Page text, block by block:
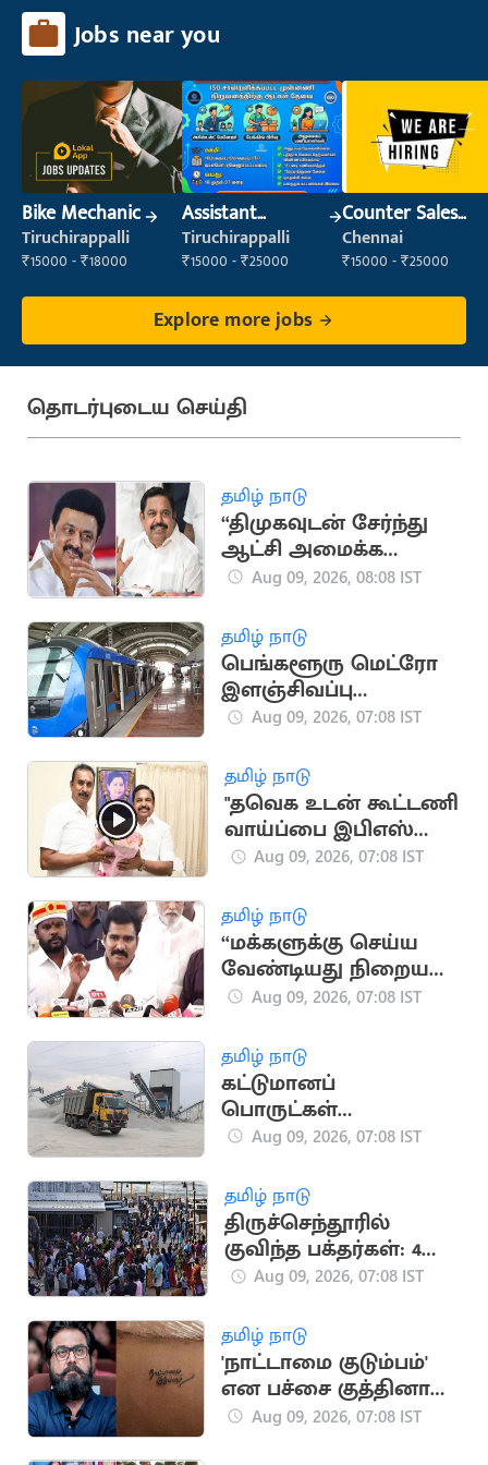
Jobs near you
Bike Mechanic
Tiruchirappalli
₹15000 - ₹18000
Assistant
Manager
Tiruchirappalli
₹15000 - ₹25000
Counter Sales
Executive (Retail
Sales)
Chennai
₹15000 - ₹25000
Explore more jobs
தொடர்புடைய செய்தி
தமிழ் நாடு
“திமுகவுடன் சேர்ந்து
ஆட்சி அமைக்க
இபிஎஸ் எடுத்த முடிவு
எஸ்.பி.வேலுமணி
Aug 09, 2026, 08:08 IST
தமிழ் நாடு
பெங்களூரு மெட்ரோ
இளஞ்சிவப்பு
வழித்தடத்தில் ஆக.12-
தொடக்கம்
Aug 09, 2026, 07:08 IST
தமிழ் நாடு
"தவெக உடன் கூட்டணி
வாய்ப்பை இபிஎஸ்
பயன்படுத்தவில்லை"..
Aug 09, 2026, 07:08 IST
தமிழ் நாடு
“மக்களுக்கு செய்ய
வேண்டியது நிறைய
இருக்கு” - அமைச்சர்
Aug 09, 2026, 07:08 IST
தமிழ் நாடு
கட்டுமானப்
பொருட்கள்
விலைப்பட்டியல்
Aug 09, 2026, 07:08 IST
தமிழ் நாடு
திருச்செந்தூரில்
குவிந்த பக்தர்கள்: 4
மணி நேரம்
Aug 09, 2026, 07:08 IST
தமிழ் நாடு
'நாட்டாமை குடும்பம்'
என பச்சை குத்தினால்
என்னை சந்திக்கலாம்:
Aug 09, 2026, 07:08 IST